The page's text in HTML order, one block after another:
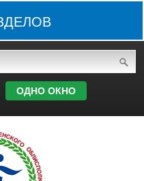
ОДНО ОКНО